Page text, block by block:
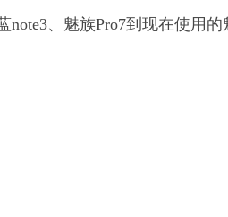
、魅族Pro7到现在使用